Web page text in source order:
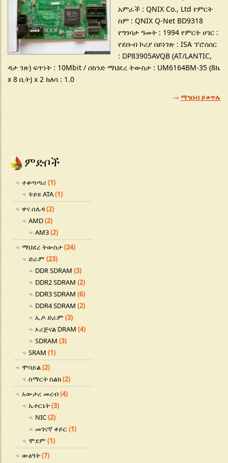
አምራች : QNIX Co., Ltd የምርት
ስም : QNIX Q-Net BD9318
የግንባታ ዓመት : 1994 የምርት ሀገር :
የደቡብ ኮሪያ በይነገጽ : ISA ፕሮሰሰር
: DP83905AVQB (AT/LANTIC,
ዳታ ገጽ) ፍጥነት : 10Mbit / ሰከንድ ማህደረ ትውስታ : UM6164BM-35 (8ኬ
x 8 ቢት) x 2 ክለሳ : 1.0
ማንበብ ይቀጥሉ
ምድቦች
ተቆጣጣሪ (1)
ትይዩ ATA(1)
ዋና ሰሌዳ(2)
AMD(2)
AM3(2)
ማህደረ ትውስታ(24)
ድራም (23)
DDR SDRAM (3)
DDR2 SDRAM (2)
DDR3 SDRAM (6)
DDR4 SDRAM (2)
ኢዶ ድራም (3)
ኦሪጅናል DRAM (4)
SDRAM (3)
SRAM (1)
ሞባይል(2)
ስማርት ስልክ(2)
አውታረ መረብ(4)
ኤተርኔት(3)
NIC(2)
መገናኛ ቀይር (1)
ሞደም (1)
ውፅዓት(7)